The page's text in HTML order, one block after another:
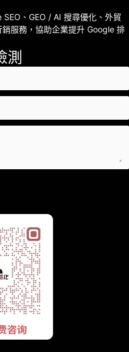
、GEO / AI 搜尋優化、外貿
服務，協助企業提升 Google 排
測